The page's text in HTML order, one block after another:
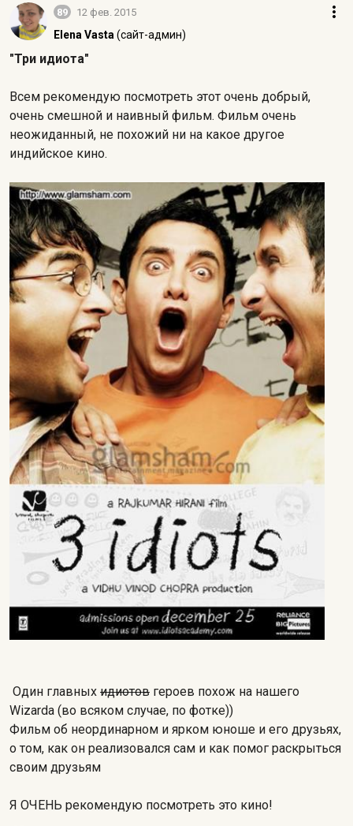
89 12 фев. 2015
Elena Vasta (сайт-админ)
"Три идиота"
Всем рекомендую посмотреть этот очень добрый,
очень смешной и наивный фильм. Фильм очень
неожиданный, не похожий ни на какое другое
индийское кино.
Один главных идиотов героев похож на нашего
Wizarda (во всяком случае, по фотке))
Фильм об неординарном и ярком юноше и его друзьях,
о том, как он реализовался сам и как помог раскрыться
своим друзьям
Я ОЧЕНЬ рекомендую посмотреть это кино!